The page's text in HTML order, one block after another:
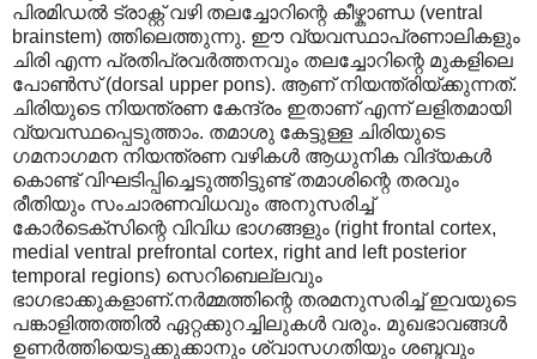
പിരമിഡൽ ട്രാക്റ്റ് വഴി തലച്ചോറിന്റെ കീഴ്കാണ്ഡ (ventral
brainstem) ത്തിലെത്തുന്നു. ഈ വ്യവസ്ഥാപ്രണാലികളും
ചിരി എന്ന പ്രതിപ്രവർത്തനവും തലച്ചോറിന്റെ മുകളിലെ
പോൺസ് (dorsal upper pons). ആണ് നിയന്ത്രിയ്ക്കുന്നത്.
ചിരിയുടെ നിയന്ത്രണ കേന്ദ്രം ഇതാണ് എന്ന് ലളിതമായി
വ്യവസ്ഥപ്പെടുത്താം. തമാശു കേട്ടുള്ള ചിരിയുടെ
ഗമനാഗമന നിയന്ത്രണ വഴികൾ ആധുനിക വിദ്യകൾ
കൊണ്ട് വിഘടിപ്പിച്ചെടുത്തിട്ടുണ്ട് തമാശിന്റെ തരവും
രീതിയും സംചാരണവിധവും അനുസരിച്ച്
കോർടെക്സിന്റെ വിവിധ ഭാഗങ്ങളും (right frontal cortex,
medial ventral prefrontal cortex, right and left posterior
temporal regions) സെറിബെല്ലവും
ഭാ‍ഗഭാക്കുകളാണ്.നർമ്മത്തിന്റെ തരമനുസരിച്ച് ഇവയുടെ
പങ്കാളിത്തത്തിൽ ഏറ്റക്കുറച്ചിലുകൾ വരും. മുഖഭാവങ്ങൾ
ഉണർത്തിയെടുക്കുക്കാനും ശ്വാസഗതിയും ശബ്ദവും